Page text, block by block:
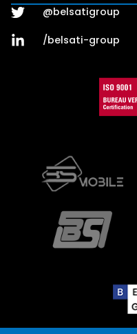
@belsatigroup
/belsati-group